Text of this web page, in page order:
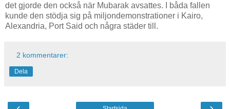
det gjorde den också när Mubarak avsattes. I båda fallen
kunde den stödja sig på miljondemonstrationer i Kairo,
Alexandria, Port Said och några städer till.
2 kommentarer:
Dela